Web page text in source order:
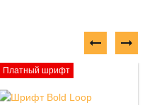
Платный шрифт